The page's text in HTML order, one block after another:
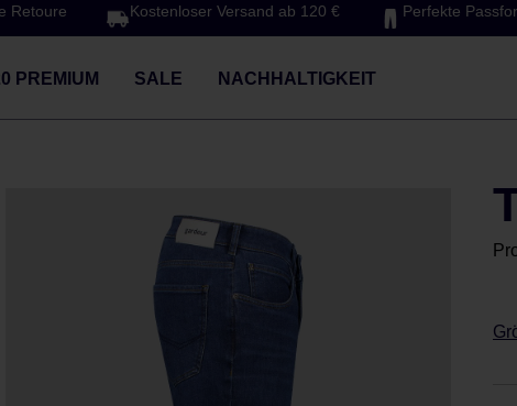
Retoure Kostenloser Versand ab 120 € Perfekte
PREMIUM SALE NACHHALTIGKEIT